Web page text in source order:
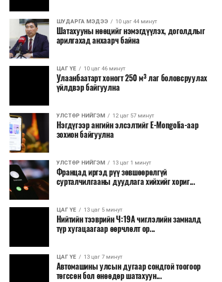
наймдугаар сард багтаан бэлэн болгоно. Монголбанк
болон арилжааны банкуудтай хамтран стратегийн
бүтээгдэхүүний нөөц бүрдүүлэх, хадгалах, түгээх,
борлуулах бүх шатанд цахим төлбөрийн баримт
үйлдэж, бүртгэлийг ил тод болгох юм.
2026 оны намар бэлтгэж, 2027 оны хавар худалдаанд
Засаг дарга Б.Пүрэвдагваг онцгойлон анхаарч
ажиллахыг Ерөнхий сайд үүрэг болгожээ.
Нөөцийн махыг цахим системд бүртгэснээр мах
бэлтгэлийн явц, нөөцийн үлдэгдэл ил тод болно. Мөн
хөнгөлөлттэй зээлийг зориулалтын бусаар ашиглах
явдлыг таслан зогсоох, хүртээмжийг нэмэгдүүлэх,
өрсөлдөөнийг бий болгох боломжтой гэж үзжээ.
Иргэд агуулах, үйлдвэрээс махаа шууд худалдан авах,
малчид системээр дамжуулан бүтээгдэхүүнээ
Түүнчлэн түлш, улаанбуудай, хүнсний ногооны нөөц
бүрдүүлэх зоорь, агуулах барих аж ахуйн нэгжүүдэд
ШУДАРГА МЭДЭЭ 10 цаг 44 минут
Шатахууны нөөцийг нэмэгдүүлэх, доголдлыг
арилгахад анхаарч байна
ЦАГ ҮЕ 10 цаг 46 минут
Улаанбаатарт хоногт 250 м³ лаг боловсруулах
үйлдвэр байгуулна
УЛСТӨР НИЙГЭМ 12 цаг 57 минут
Нэгдүгээр ангийн элсэлтийг E-Mongolia-аар
зохион байгуулна
УЛСТӨР НИЙГЭМ 13 цаг 1 минут
Францад иргэд рүү зөвшөөрөлгүй
сурталчилгааны дуудлага хийхийг хориг...
ЦАГ ҮЕ 13 цаг 5 минут
Нийтийн тээврийн Ч:19А чиглэлийн замналд
түр хугацаагаар өөрчлөлт ор...
ЦАГ ҮЕ 13 цаг 7 минут
Автомашины улсын дугаар сондгой тоогоор
төгссөн бол өнөөдөр шатахуун...